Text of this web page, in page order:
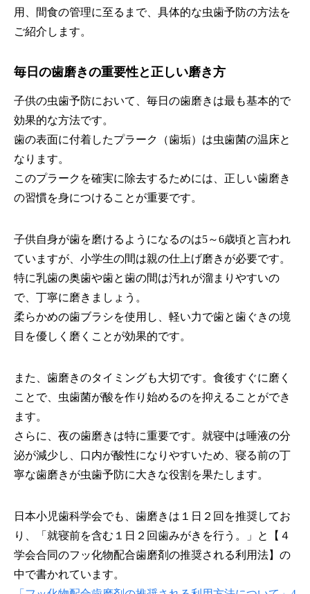
用、間食の管理に至るまで、具体的な虫歯予防の方法を
ご紹介します。
毎日の歯磨きの重要性と正しい磨き方
子供の虫歯予防において、毎日の歯磨きは最も基本的で
効果的な方法です。
歯の表面に付着したプラーク（歯垢）は虫歯菌の温床と
なります。
このプラークを確実に除去するためには、正しい歯磨き
の習慣を身につけることが重要です。
子供自身が歯を磨けるようになるのは5～6歳頃と言われ
ていますが、小学生の間は親の仕上げ磨きが必要です。
特に乳歯の奥歯や歯と歯の間は汚れが溜まりやすいの
で、丁寧に磨きましょう。
柔らかめの歯ブラシを使用し、軽い力で歯と歯ぐきの境
目を優しく磨くことが効果的です。
また、歯磨きのタイミングも大切です。食後すぐに磨く
ことで、虫歯菌が酸を作り始めるのを抑えることができ
ます。
さらに、夜の歯磨きは特に重要です。就寝中は唾液の分
泌が減少し、口内が酸性になりやすいため、寝る前の丁
寧な歯磨きが虫歯予防に大きな役割を果たします。
日本小児歯科学会でも、歯磨きは１日２回を推奨してお
り、「就寝前を含む１日２回歯みがきを行う。」と【４
学会合同のフッ化物配合歯磨剤の推奨される利用法】の
中で書かれています。